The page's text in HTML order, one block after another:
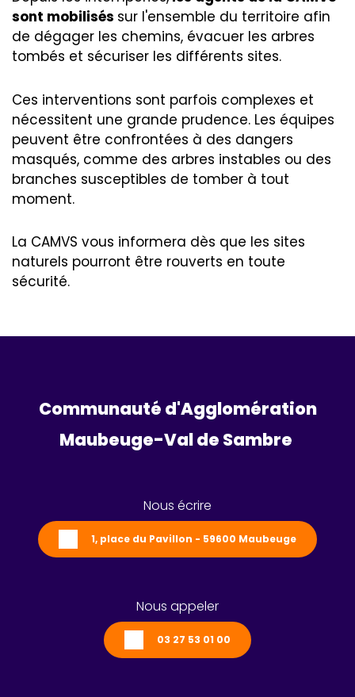
sont mobilisés sur l'ensemble du territoire afin
de dégager les chemins, évacuer les arbres
tombés et sécuriser les différents sites.
Ces interventions sont parfois complexes et
nécessitent une grande prudence. Les équipes
peuvent être confrontées à des dangers
masqués, comme des arbres instables ou des
branches susceptibles de tomber à tout
moment.
La CAMVS vous informera dès que les sites
naturels pourront être rouverts en toute
sécurité.
Communauté d'Agglomération
Maubeuge-Val de Sambre
Nous écrire
1, place du Pavillon - 59600 Maubeuge
Nous appeler
03 27 53 01 00